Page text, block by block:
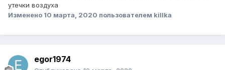
утечки воздуха
Изменено 10 марта, 2020 пользователем killka
egor1974